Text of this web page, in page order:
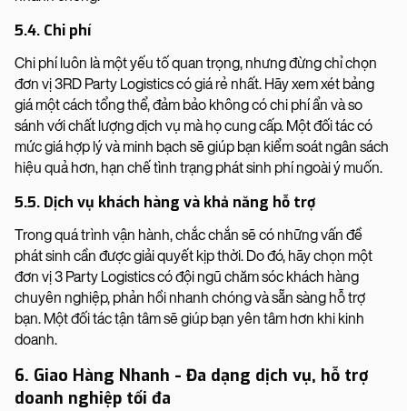
5.4. Chi phí
Chi phí luôn là một yếu tố quan trọng, nhưng đừng chỉ chọn
đơn vị 3RD Party Logistics có giá rẻ nhất. Hãy xem xét bảng
giá một cách tổng thể, đảm bảo không có chi phí ẩn và so
sánh với chất lượng dịch vụ mà họ cung cấp. Một đối tác có
mức giá hợp lý và minh bạch sẽ giúp bạn kiểm soát ngân sách
hiệu quả hơn, hạn chế tình trạng phát sinh phí ngoài ý muốn.
5.5. Dịch vụ khách hàng và khả năng hỗ trợ
Trong quá trình vận hành, chắc chắn sẽ có những vấn đề
phát sinh cần được giải quyết kịp thời. Do đó, hãy chọn một
đơn vị 3 Party Logistics có đội ngũ chăm sóc khách hàng
chuyên nghiệp, phản hồi nhanh chóng và sẵn sàng hỗ trợ
bạn. Một đối tác tận tâm sẽ giúp bạn yên tâm hơn khi kinh
doanh.
6. Giao Hàng Nhanh - Đa dạng dịch vụ, hỗ trợ
doanh nghiệp tối đa